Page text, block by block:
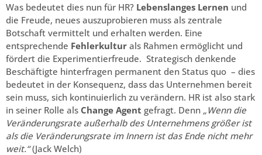
Was bedeutet dies nun für HR? Lebenslanges Lernen und
die Freude, neues auszuprobieren muss als zentrale
Botschaft vermittelt und erhalten werden. Eine
entsprechende Fehlerkultur als Rahmen ermöglicht und
fördert die Experimentierfreude. Strategisch denkende
Beschäftigte hinterfragen permanent den Status quo – dies
bedeutet in der Konsequenz, dass das Unternehmen bereit
sein muss, sich kontinuierlich zu verändern. HR ist also stark
in seiner Rolle als Change Agent gefragt. Denn „Wenn die
Veränderungsrate außerhalb des Unternehmens größer ist
als die Veränderungsrate im Innern ist das Ende nicht mehr
weit.“(Jack Welch)